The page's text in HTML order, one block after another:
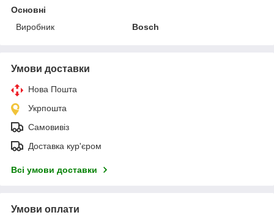
Основні
Виробник
Bosch
Умови доставки
Нова Пошта
Укрпошта
Самовивіз
Доставка кур'єром
Всі умови доставки
Умови оплати